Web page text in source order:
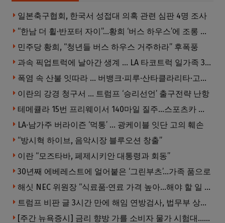
일본축구협회, 한국서 성접대 의혹 관련 심판 4명 조사
“한남 더 휠·반포터 자이”…황희 ‘버스 하우스’에 조롱 쏟아져
민주당 황희, “청년들 버스 하우스 거주하라” 후폭풍
과속 픽업트럭에 날아간 생계 … LA 타코트럭 일가족 3명 부상
폭염 속 산불 잇따라 … 버뱅크·피루·산타클라리타·고먼 잇단 산불
이란의 강경 청구서 … 트럼프 ‘승리선언’ 출구전략 난항
테메큘라 15번 프리웨이서 140마일 질주…스포츠카 압수
LA·남가주 버라이즌 ‘먹통’ … 광케이블 잇단 고의 훼손
“방시혁 하이브, 음악시장 블루오션 창출”
이란 “모즈타바, 페제시키안 대통령과 회동”
30년째 에베레스트에 얼어붙은 ‘그린부츠’…가족 품으로
해싯 NEC 위원장 “식료품·연료 가격 높아…해야 할 일 많다”
트럼프 비판 글 3시간 만에 해임 연방검사, 법무부 상대 소송
[주간 뉴욕증시] 금리 향방 가를 소비자 물가 시험대…AI 랠리도 주목